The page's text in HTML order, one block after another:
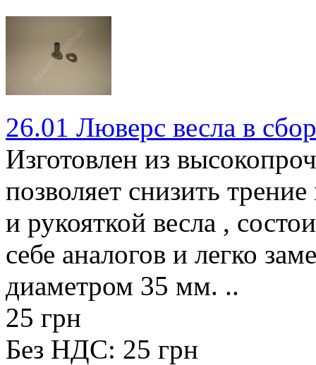
26.01 Люверс весла в
Изготовлен из
позволяет снизить
и рукояткой весла ,
себе аналогов и легко
диаметром 35 мм. ..
25 грн
Без НДС: 25 грн